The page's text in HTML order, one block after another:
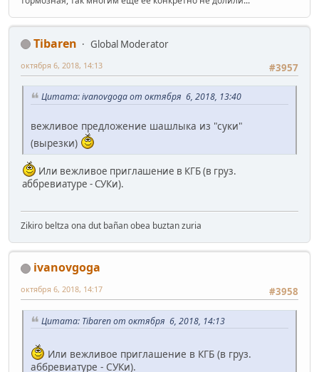
Tibaren
Global Moderator
#3957
октября 6, 2018, 14:13
Цитата: ivanovgoga от октября 6, 2018, 13:40
вежливое предложение шашлыка из "суки"
(вырезки)
Или вежливое приглашение в КГБ (в груз.
аббревиатуре - СУКи).
Zikiro beltza ona dut bañan obea buztan zuria
ivanovgoga
#3958
октября 6, 2018, 14:17
Цитата: Tibaren от октября 6, 2018, 14:13
Или вежливое приглашение в КГБ (в груз.
аббревиатуре - СУКи).